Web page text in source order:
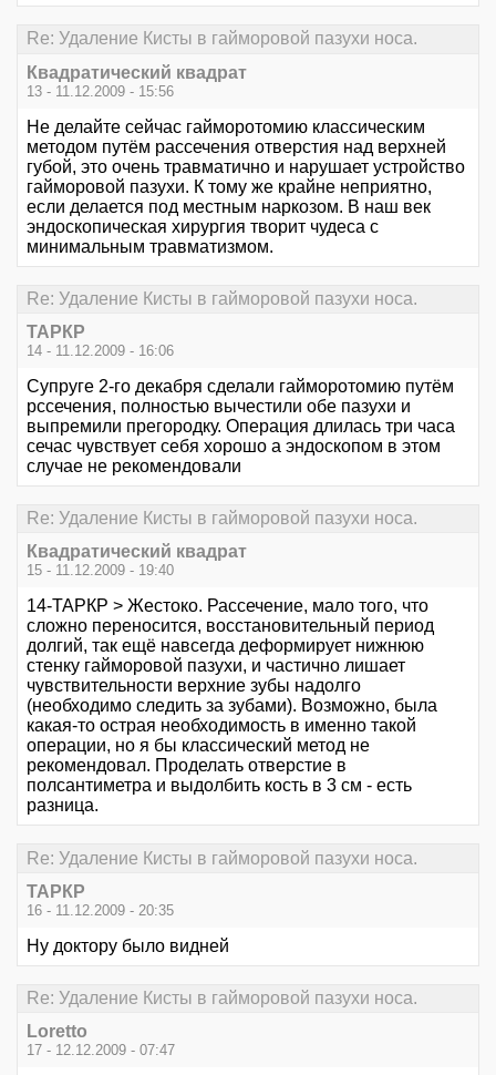
Re: Удаление Кисты в гайморовой пазухи носа.
Квадратический квадрат
13 - 11.12.2009 - 15:56
Не делайте сейчас гайморотомию классическим
методом путём рассечения отверстия над верхней
губой, это очень травматично и нарушает устройство
гайморовой пазухи. К тому же крайне неприятно,
если делается под местным наркозом. В наш век
эндоскопическая хирургия творит чудеса с
минимальным травматизмом.
Re: Удаление Кисты в гайморовой пазухи носа.
ТАРКР
14 - 11.12.2009 - 16:06
Супруге 2-го декабря сделали гайморотомию путём
рссечения, полностью вычестили обе пазухи и
выпремили прегородку. Операция длилась три часа
сечас чувствует себя хорошо а эндоскопом в этом
случае не рекомендовали
Re: Удаление Кисты в гайморовой пазухи носа.
Квадратический квадрат
15 - 11.12.2009 - 19:40
14-ТАРКР > Жестоко. Рассечение, мало того, что
сложно переносится, восстановительный период
долгий, так ещё навсегда деформирует нижнюю
стенку гайморовой пазухи, и частично лишает
чувствительности верхние зубы надолго
(необходимо следить за зубами). Возможно, была
какая-то острая необходимость в именно такой
операции, но я бы классический метод не
рекомендовал. Проделать отверстие в
полсантиметра и выдолбить кость в 3 см - есть
разница.
Re: Удаление Кисты в гайморовой пазухи носа.
ТАРКР
16 - 11.12.2009 - 20:35
Ну доктору было видней
Re: Удаление Кисты в гайморовой пазухи носа.
Loretto
17 - 12.12.2009 - 07:47